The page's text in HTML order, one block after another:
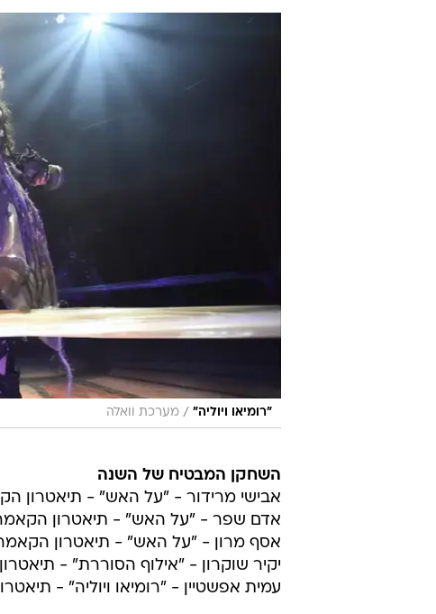
"רומיאו ויוליה" / מערכת וואלה
השחקן המבטיח של השנה
אבישי מרידור - "על האש" - תיאטרון
אדם שפר - "על האש" - תיאטרון
אסף מרון - "על האש" - תיאטרון
יקיר שוקרון - "אילוף הסוררת" -
עמית אפשטיין - "רומיאו ויוליה" -